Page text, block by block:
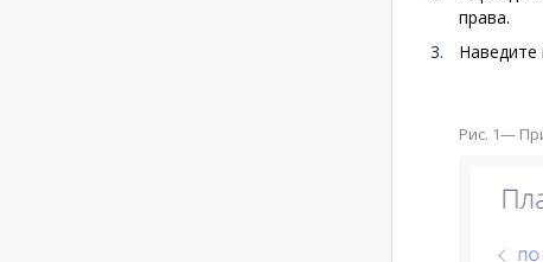
права.
Наведите
Рис. 1—